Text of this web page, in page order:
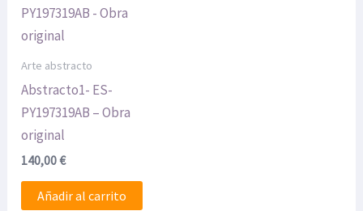
Arte abstracto
Abstracto1- ES-
PY197319AB – Obra
original
140,00€
Añadir al carrito